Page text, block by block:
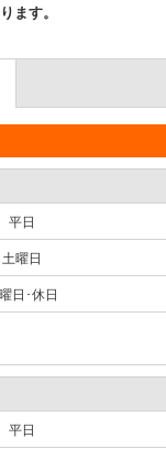
ます。
平日
土曜日
日･休日
平日